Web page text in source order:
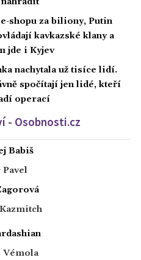
shopu za biliony, Putin
kavkazské klany a
jde i Kyjev
nachytala už tisíce lidí.
spočítají jen lidé, kteří
operací
- Osobnosti.cz
Babiš
Pavel
Vémola